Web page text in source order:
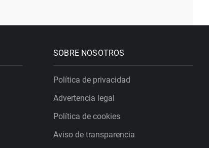
SOBRE NOSOTROS
Política de privacidad
Advertencia legal
Política de cookies
Aviso de transparencia